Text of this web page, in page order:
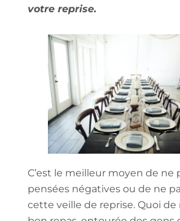
votre reprise.
C’est le meilleur moyen de ne
pensées négatives ou de ne
cette veille de reprise. Quoi de